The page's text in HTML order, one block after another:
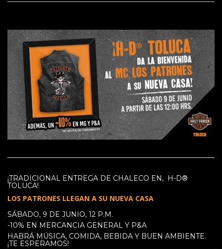
¡TRADICIONAL ENTREGA DE CHALECO EN, H-D®
TOLUCA!
LOS PATRONES LLEGAN A SU NUEVA CASA
SÁBADO, 9 DE JUNIO, 12 P.M.
-10% EN MERCANCIA GENERAL Y P&A
HABRÁ MÚSICA, COMIDA, BEBIDA Y BUEN AMBIENTE.
¡TE ESPERAMOS!